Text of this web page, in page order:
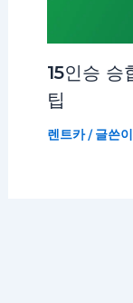
15인승 승
팁
렌트카/ 글쓴이